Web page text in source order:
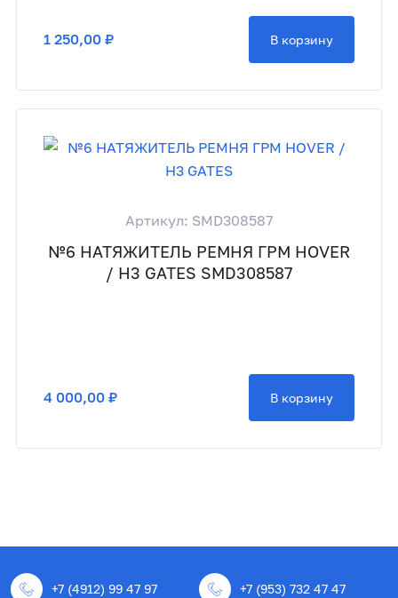
1 250,00 ₽ В корзину
Артикул: SMD308587
№6 НАТЯЖИТЕЛЬ РЕМНЯ ГРМ HOVER
/ H3 GATES SMD308587
4 000,00 ₽ В корзину
+7 (4912) 99 47 97 +7 (953) 732 47 47